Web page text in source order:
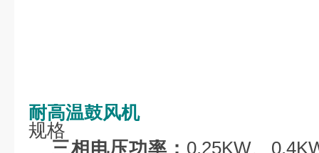
耐高温鼓风机
规格
三相电压功率： 0.25KW、